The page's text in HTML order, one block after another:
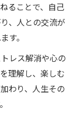
ることで、自己
、人との交流が
す。
レス解消や心の
理解し、楽しむ
わり、人生その